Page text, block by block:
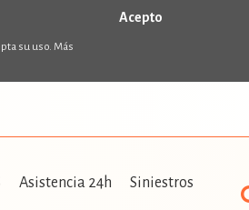
su uso. Más
Acepto
Asistencia 24h
Siniestros